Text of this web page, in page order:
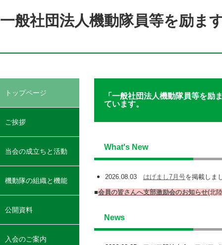
一般社団法人機動隊員等を励ま
トップページ
ご挨拶
当会の成立ちと活動
機動隊の組織と機能
公開資料
入会のご案内
「一般社団法人機動隊員等を励
ています。
What's New
2026.08.03 はげまし7月号を掲載しま
■会員の皆さんへ支部激励会のお知らせ(北
News